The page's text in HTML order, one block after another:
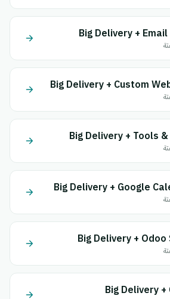
Big Delivery + Email
Big Delivery + Custom
Big Delivery + Tools &
Big Delivery + Google
Big Delivery + Odoo
Big Delivery +